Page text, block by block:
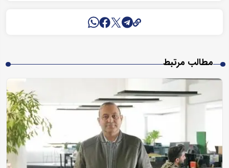
مطالب مرتبط